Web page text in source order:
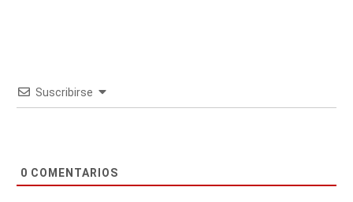
Suscribirse
0 COMENTARIOS